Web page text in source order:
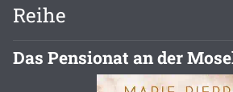
Reihe
Das Pensionat an der